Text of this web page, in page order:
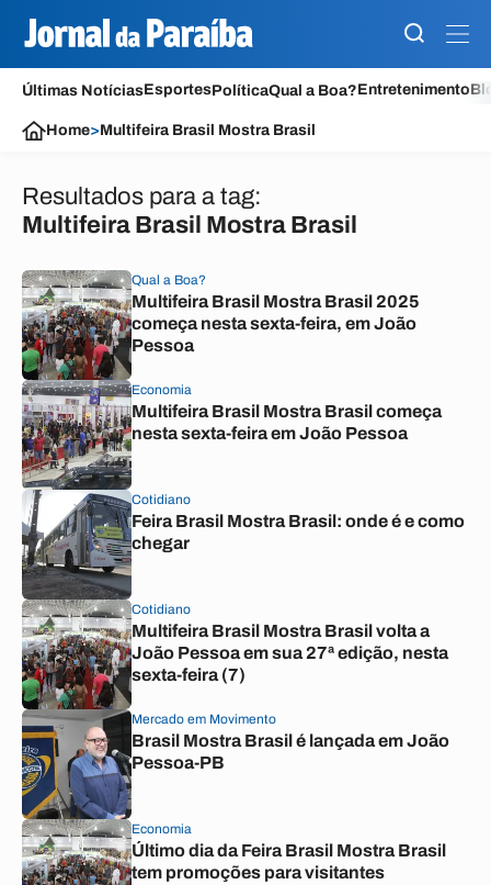
Últimas NotíciasEsportesPolíticaQual a Boa?Entretenimento
Home>Multifeira Brasil Mostra Brasil
Resultados para a tag:
Multifeira Brasil Mostra Brasil
Qual a Boa?
Multifeira Brasil Mostra Brasil 2025
começa nesta sexta-feira, em João
Pessoa
Economia
Multifeira Brasil Mostra Brasil começa
nesta sexta-feira em João Pessoa
Cotidiano
Feira Brasil Mostra Brasil: onde é e como
chegar
Cotidiano
Multifeira Brasil Mostra Brasil volta a
João Pessoa em sua 27ª edição, nesta
sexta-feira (7)
Mercado em Movimento
Brasil Mostra Brasil é lançada em João
Pessoa-PB
Economia
Último dia da Feira Brasil Mostra Brasil
tem promoções para visitantes